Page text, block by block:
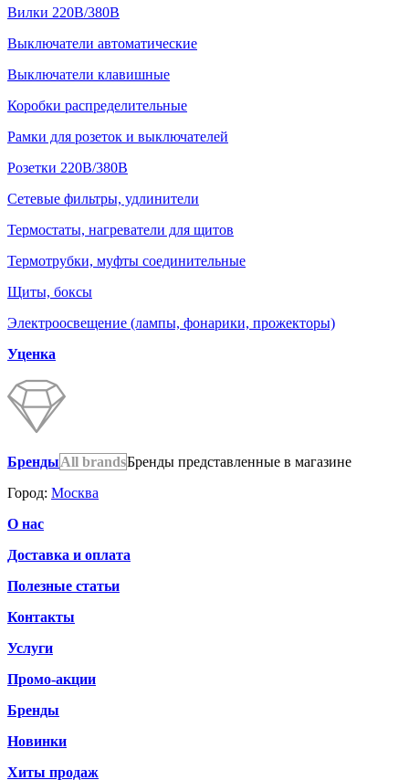
Вилки 220В/380В
Выключатели автоматические
Выключатели клавишные
Коробки распределительные
Рамки для розеток и выключателей
Розетки 220В/380В
Сетевые фильтры, удлинители
Термостаты, нагреватели для щитов
Термотрубки, муфты соединительные
Щиты, боксы
Электроосвещение (лампы, фонарики, прожекторы)
Уценка
БрендыAll brandsБренды представленные в магазине
Город: Москва
О нас
Доставка и оплата
Полезные статьи
Контакты
Услуги
Промо-акции
Бренды
Новинки
Хиты продаж